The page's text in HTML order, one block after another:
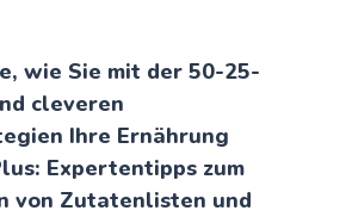
wie Sie mit der 50-25-
cleveren
Ihre Ernährung
Expertentipps zum
von Zutatenlisten und